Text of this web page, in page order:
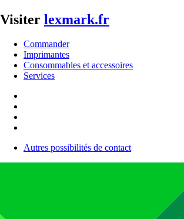
Visiter lexmark.fr
Commander
Imprimantes
Consommables et accessoires
Services
Autres possibilités de contact